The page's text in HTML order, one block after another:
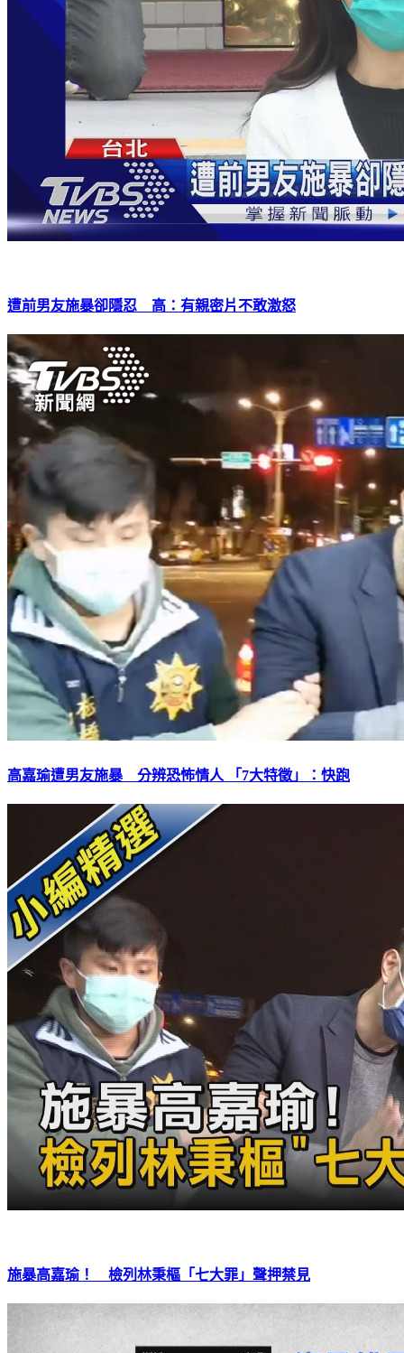
遭前男友施暴卻隱忍 高：有親密片不敢激怒
高嘉瑜遭男友施暴 分辨恐怖情人 「7大特徵」：快跑
施暴高嘉瑜！ 檢列林秉樞「七大罪」聲押禁見